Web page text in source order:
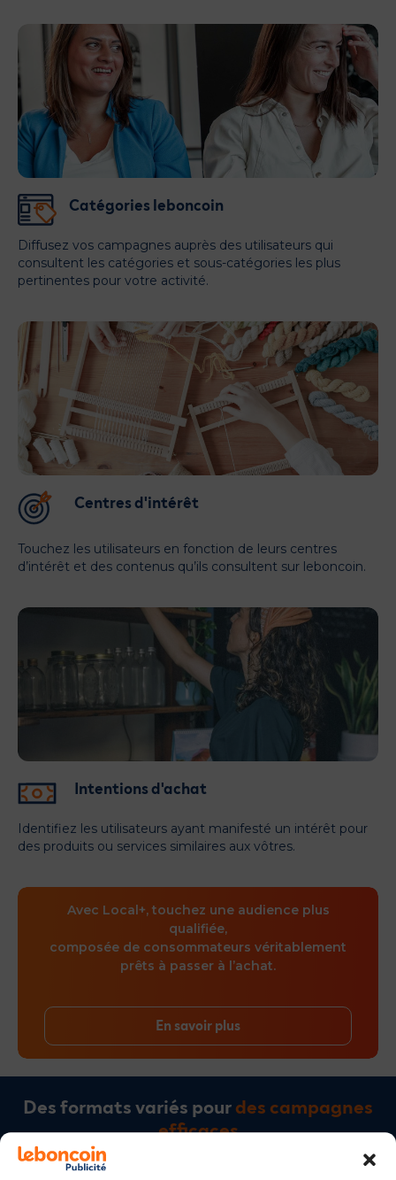
Catégories leboncoin
Diffusez vos campagnes auprès des utilisateurs qui
consultent les catégories et sous-catégories les plus
pertinentes pour votre activité.
Centres d'intérêt
Touchez les utilisateurs en fonction de leurs centres
d’intérêt et des contenus qu’ils consultent sur leboncoin.
Intentions d'achat
Identifiez les utilisateurs ayant manifesté un intérêt pour
des produits ou services similaires aux vôtres.
Avec Local+, touchez une audience plus
qualifiée,
composée de consommateurs véritablement
prêts à passer à l’achat.
En savoir plus
Des formats variés pourdes campagnes
efficaces